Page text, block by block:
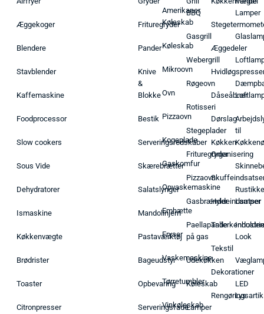
Æggekoger
Blendere
Stavblender
Kaffemaskine
Foodprocessor
Slow cookers
Sous Vide
Dehydratorer
Ismaskine
Køkkenvægte
Brødrister
Toaster
Citronpresser
Frituregryder
Pander
Knive
&
Blokke
Bestik
Serveringsredskaber
Skærebrætter
Salatslynger
Mandolinjern
Pastaværktøj
Bageudstyr
Opbevaring
Serveringsfade
Amerikaner
Køleskab
Køleskab
Mikroovn
Ovn
Pizzaovn
Kogeplade
Gaskomfur
Opvaskemaskine
Emhætte
Fryser
Vaskemaskine
Tørretumbler
Vinkøleskab
BBQ
Gasgrill
Webergrill
Røgeovn
Rotisseri
Stegeplader
Frituregryder
Pizzaovn
Gasbrænder
Paellapande
på gas
Udekøkken
Køleskab
Lamper
Æggedeler
Dåseåbner
Dørslag
Køkken
Organisering
Hyldeindsatser
Tekstil
Dekorationer
Lamper
til
Rustikke
Lamper
Look
LED
Lys